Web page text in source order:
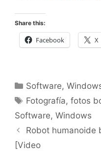
Share this:
Facebook X
Categorías
Software,
Etiquetas
Fotografía,fotos
Software, Windows
Robot humanoide
[Video